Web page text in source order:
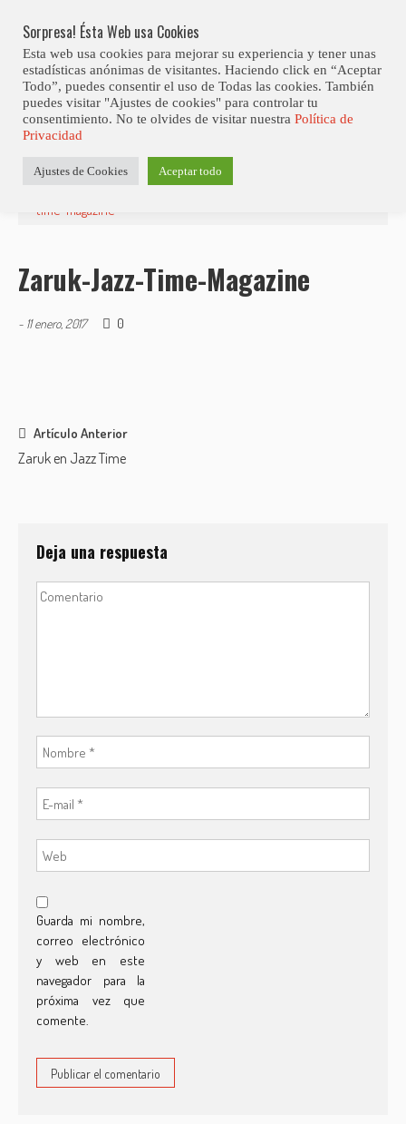
content
Club Contest.
> Zaruk en Jazz Time
time-magazine
Zaruk-Jazz-Time-Magazine
- 11 enero, 2017 0
Post
navigation
Artículo Anterior
Zaruk en Jazz Time
Deja una respuesta
Guarda mi nombre,
correo electrónico
y web en este
navegador para la
próxima vez que
comente.
Sorpresa! Ésta Web usa Cookies
Esta web usa cookies para mejorar su experiencia y tener unas
estadísticas anónimas de visitantes. Haciendo click en “Aceptar
Todo”, puedes consentir el uso de Todas las cookies. También
puedes visitar "Ajustes de cookies" para controlar tu
consentimiento. No te olvides de visitar nuestra Política de
Privacidad
Ajustes de Cookies Aceptar todo